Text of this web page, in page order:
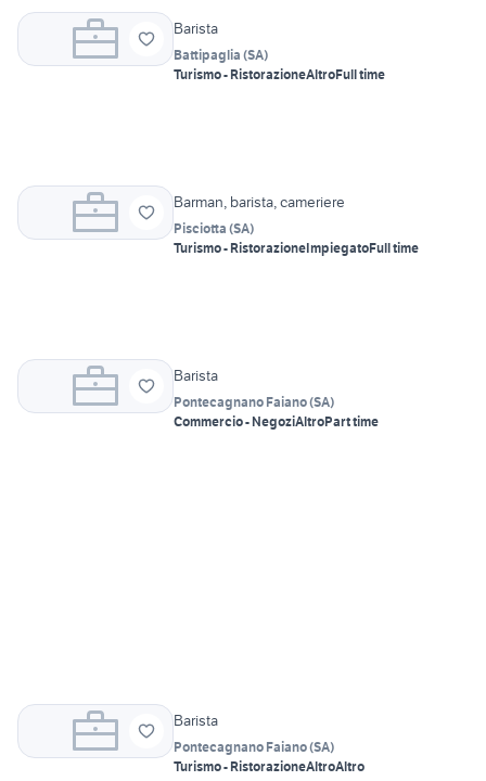
Barista
Battipaglia (SA)
Turismo - RistorazioneAltroFull time
Barman, barista, cameriere
Pisciotta (SA)
Turismo - RistorazioneImpiegatoFull time
Barista
Pontecagnano Faiano(SA)
Commercio - NegoziAltroPart time
Barista
Pontecagnano Faiano(SA)
Turismo - RistorazioneAltroAltro